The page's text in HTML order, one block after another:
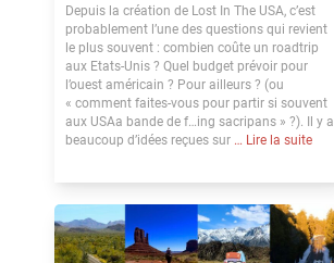
Depuis la création de Lost In The USA, c’est
probablement l’une des questions qui revient
le plus souvent : combien coûte un roadtrip
aux Etats-Unis ? Quel budget prévoir pour
l’ouest américain ? Pour ailleurs ? (ou
« comment faites-vous pour partir si souvent
aux USAa bande de f…ing sacripans » ?). Il y a
beaucoup d’idées reçues sur … Lire la suite